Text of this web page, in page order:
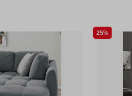
25%